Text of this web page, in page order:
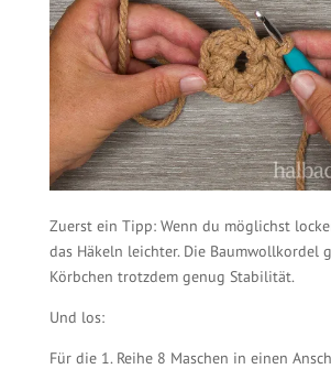
Zuerst ein Tipp: Wenn du möglichst
das Häkeln leichter. Die Baumwollkordel
Körbchen trotzdem genug Stabilität.
Und los:
Für die 1. Reihe 8 Maschen in einen